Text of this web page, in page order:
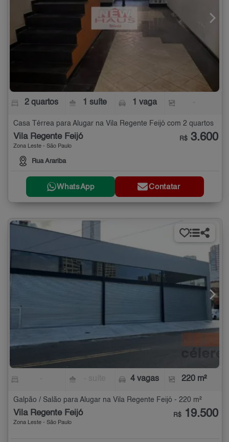
2 quartos 1 suíte 1 vaga
Casa Térrea para Alugar na Vila Regente Feijó com 2 quartos
Vila Regente Feijó
Zona Leste - São Paulo
Rua Arariba
R$ 3.600
WhatsApp Contatar
4 vagas 220 m²
Galpão / Salão para Alugar na Vila Regente Feijó - 220 m²
Vila Regente Feijó
Zona Leste - São Paulo
R$ 19.500